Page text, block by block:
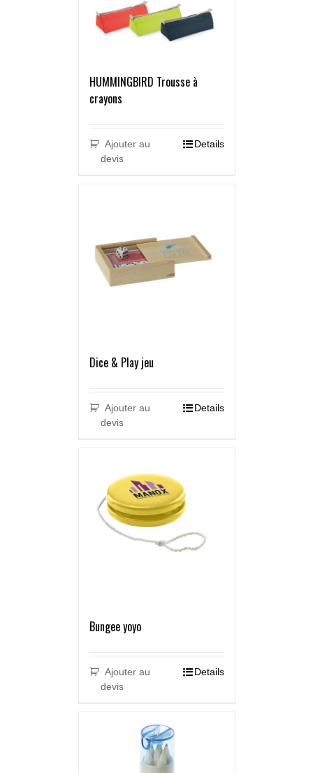
HUMMINGBIRD Trousse à
crayons
Ajouter au
devis
Details
Dice & Play jeu
Ajouter au
devis
Details
Bungee yoyo
Ajouter au
devis
Details